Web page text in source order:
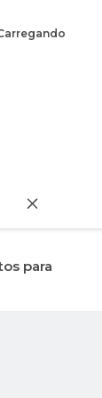
Carregando
para